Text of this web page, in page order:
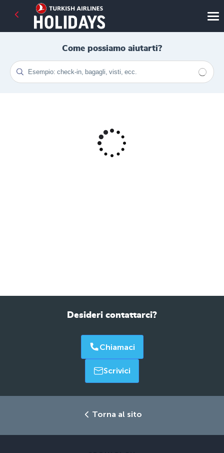
Come possiamo aiutarti?
Desideri contattarci?
Chiamaci
Scrivici
Torna al sito